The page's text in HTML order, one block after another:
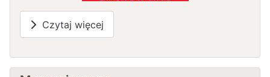
Czytaj więcej